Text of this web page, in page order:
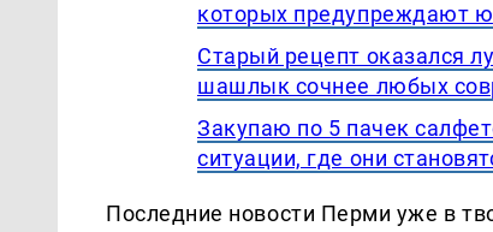
которых предупреждают
Старый рецепт оказался
шашлык сочнее любых
Закупаю по 5 пачек
ситуации, где они
Последние новости Перми уже в